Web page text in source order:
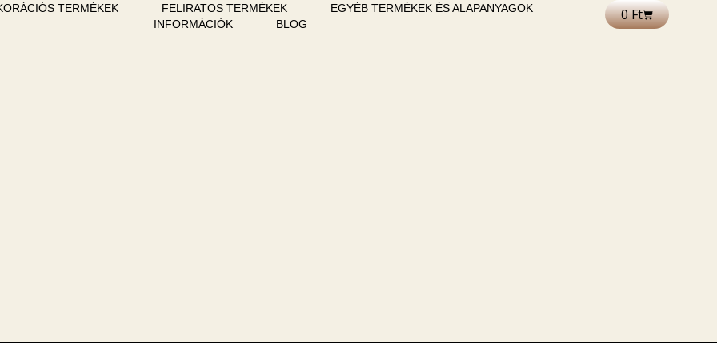
TERMÉKEK FELIRATOS TERMÉKEK
EGYÉB TERMÉKEK ÉS ALAPANYAGOK
INFORMÁCIÓK
BLOG
0FtKosár